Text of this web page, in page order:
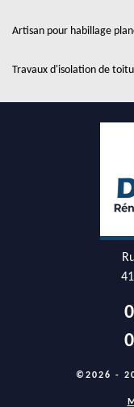
Artisan pour habillage
Travaux d'isolation de
©2026 -